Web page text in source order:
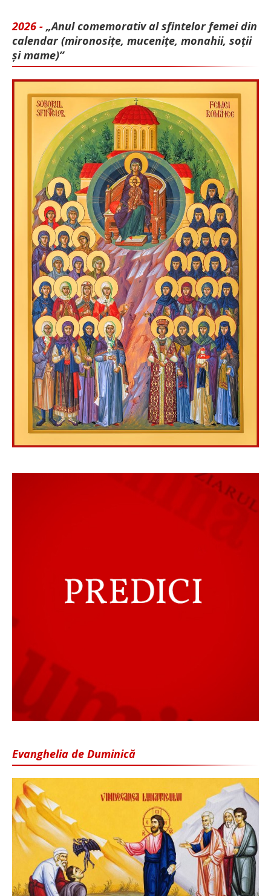
2026 - „Anul comemorativ al sfintelor femei din
calendar (mironosițe, mu­cenițe, monahii, soții
și mame)”
Evanghelia de Duminică